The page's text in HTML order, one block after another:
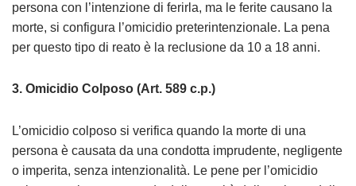
persona con l’intenzione di ferirla, ma le ferite causano la
morte, si configura l’omicidio preterintenzionale. La pena
per questo tipo di reato è la reclusione da 10 a 18 anni.
3. Omicidio Colposo (Art. 589 c.p.)
L’omicidio colposo si verifica quando la morte di una
persona è causata da una condotta imprudente, negligente
o imperita, senza intenzionalità. Le pene per l’omicidio